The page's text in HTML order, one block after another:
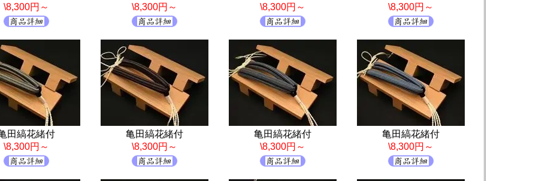
\8,300円～
\8,300円～
\8,300円～
\8,300円～
田縞花緒付
\8,300円～
亀田縞花緒付
\8,300円～
亀田縞花緒付
\8,300円～
亀田縞花緒付
\8,300円～